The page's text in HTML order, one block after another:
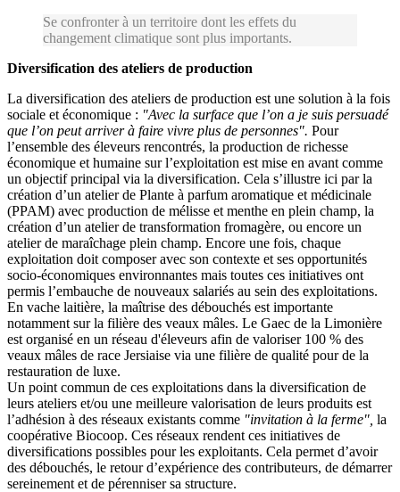
Se confronter à un territoire dont les effets du
changement climatique sont plus importants.
Diversification des ateliers de production
La diversification des ateliers de production est une solution à la fois
sociale et économique : "Avec la surface que l’on a je suis persuadé
que l’on peut arriver à faire vivre plus de personnes". Pour
l’ensemble des éleveurs rencontrés, la production de richesse
économique et humaine sur l’exploitation est mise en avant comme
un objectif principal via la diversification. Cela s’illustre ici par la
création d’un atelier de Plante à parfum aromatique et médicinale
(PPAM) avec production de mélisse et menthe en plein champ, la
création d’un atelier de transformation fromagère, ou encore un
atelier de maraîchage plein champ. Encore une fois, chaque
exploitation doit composer avec son contexte et ses opportunités
socio-économiques environnantes mais toutes ces initiatives ont
permis l’embauche de nouveaux salariés au sein des exploitations.
En vache laitière, la maîtrise des débouchés est importante
notamment sur la filière des veaux mâles. Le Gaec de la Limonière
est organisé en un réseau d'éleveurs afin de valoriser 100 % des
veaux mâles de race Jersiaise via une filière de qualité pour de la
restauration de luxe.
Un point commun de ces exploitations dans la diversification de
leurs ateliers et/ou une meilleure valorisation de leurs produits est
l’adhésion à des réseaux existants comme "invitation à la ferme", la
coopérative Biocoop. Ces réseaux rendent ces initiatives de
diversifications possibles pour les exploitants. Cela permet d’avoir
des débouchés, le retour d’expérience des contributeurs, de démarrer
sereinement et de pérenniser sa structure.